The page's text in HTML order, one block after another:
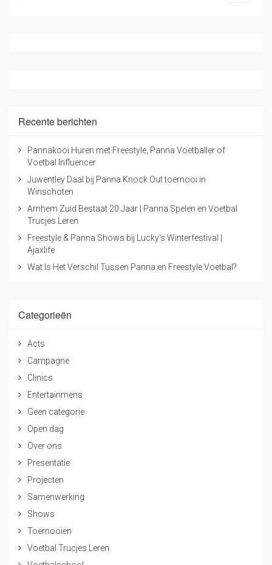
Recente berichten
Pannakooi Huren met Freestyle, Panna Voetballer of
Voetbal Influencer
Juwentley Daal bij Panna Knock Out toernooi in
Winschoten
Arnhem Zuid Bestaat 20 Jaar | Panna Spelen en Voetbal
Trucjes Leren
Freestyle & Panna Shows bij Lucky's Winterfestival |
Ajaxlife
Wat Is Het Verschil Tussen Panna en Freestyle Voetbal?
Categorieën
Acts
Campagne
Clinics
Entertainmens
Geen categorie
Open dag
Over ons
Presentatie
Projecten
Samenwerking
Shows
Toernooien
Voetbal Trucjes Leren